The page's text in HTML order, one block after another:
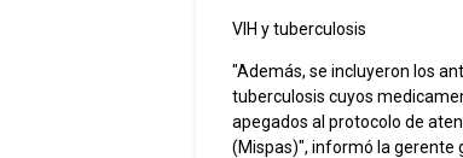
VIH y tuberculosis
"Además, se incluyeron los
tuberculosis cuyos
apegados al protocolo de
(Mispas)", informó la gerente